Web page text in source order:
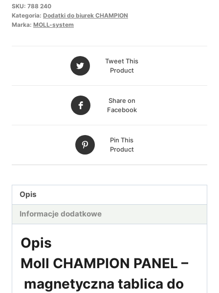
-
dostawka
SKU: 788 240
Kategoria: Dodatki do biurek CHAMPION
Marka: MOLL-system
Tweet This
Product
Share on
Facebook
Pin This
Product
Opis
Informacje dodatkowe
Opis
Moll CHAMPION PANEL –
magnetyczna tablica do